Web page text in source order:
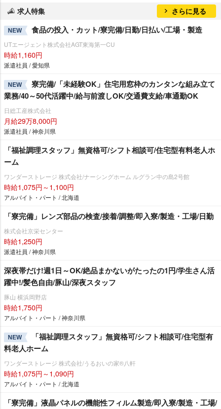
求人特集 さらに見る
NEW 食品の投入・カット/寮完備/日勤/日払い/工場・製造
UTエージェント株式会社AGT東海第一CU
時給1,160円
派遣社員 / 愛知県
NEW
寮完備/「未経験OK」住宅用窓枠のカンタンな組み立て
業務/40～50代活躍中/給与前渡しOK/交通費支給/車通勤OK
日総工産株式会社
月給29万8,000円
派遣社員 / 神奈川県
「福祉調理スタッフ」無資格可/シフト相談可/住宅型有料老人ホ
ーム
ワンダーストレージ 株式会社/ナーシングホーム ルグラン中の島2号館
時給1,075円～1,100円
アルバイト・パート / 北海道
「寮完備」レンズ部品の検査/接着/調整/即入寮/製造・工場/日勤
株式会社京栄センター
時給1,250円
派遣社員 / 神奈川県
深夜帯だけ!週1日～OK/絶品まかないがたったの1円/学生さん活
躍中!/髪色自由/豚山/深夜スタッフ
豚山 横浜岡野店
時給1,750円
アルバイト・パート / 神奈川県
NEW
「福祉調理スタッフ」無資格可/シフト相談可/住宅型有
料老人ホーム
ワンダーストレージ 株式会社/うるおいの家®八軒
時給1,075円～1,090円
アルバイト・パート / 北海道
「寮完備」液晶パネルの機能性フィルム製造/即入寮/製造・工場/